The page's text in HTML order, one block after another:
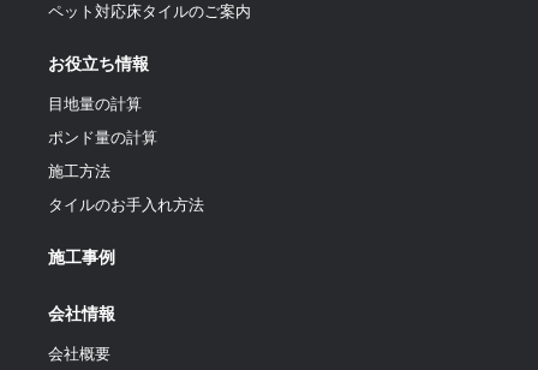
ペット対応床タイルのご案内
お役立ち情報
目地量の計算
ポンド量の計算
施工方法
タイルのお手入れ方法
施工事例
会社情報
会社概要